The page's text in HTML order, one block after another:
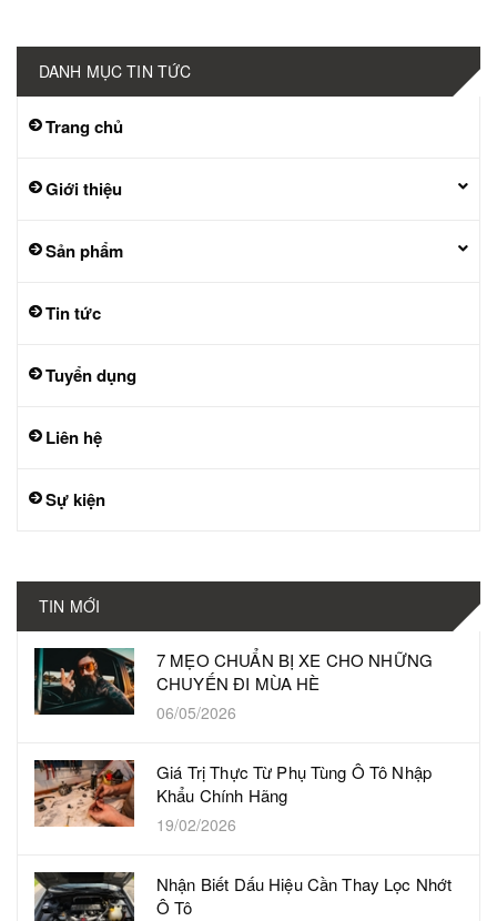
DANH MỤC TIN TỨC
Trang chủ
Giới thiệu
Sản phẩm
Tin tức
Tuyển dụng
Liên hệ
Sự kiện
TIN MỚI
7 MẸO CHUẨN BỊ XE CHO NHỮNG
CHUYẾN ĐI MÙA HÈ
06/05/2026
Giá Trị Thực Từ Phụ Tùng Ô Tô Nhập
Khẩu Chính Hãng
19/02/2026
Nhận Biết Dấu Hiệu Cần Thay Lọc Nhớt
Ô Tô